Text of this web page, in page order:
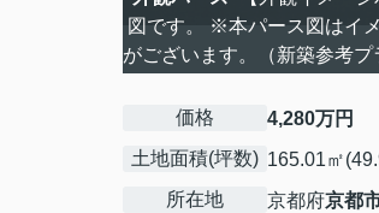
図です。 ※本パース図はイ
がございます。（新築参考プ
価格
4,280万円
土地面積(坪数) 165.01㎡
所在地
京都府京都